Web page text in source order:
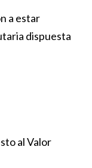
a estar
dispuesta
al Valor